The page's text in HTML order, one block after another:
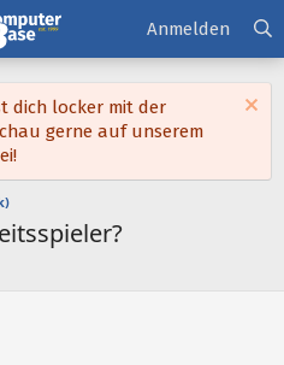
Anmelden
dich locker mit der
gerne auf unserem